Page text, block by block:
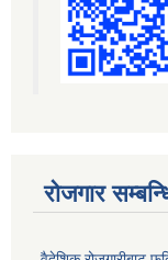
रोजगार